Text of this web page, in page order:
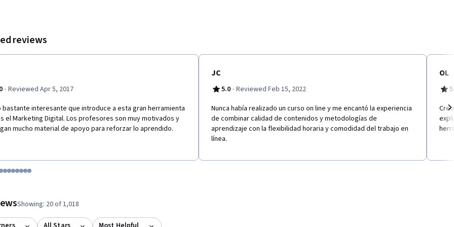
reviews
· Reviewed Apr 5, 2017
bastante interesante que introduce a esta gran herramienta
el Marketing Digital. Los profesores son muy motivados y
mucho material de apoyo para reforzar lo aprendido.
JC
5.0 · Reviewed Feb 15, 2022
Nunca había realizado un curso on line y me encantó la experiencia
de combinar calidad de contenidos y metodologías de
aprendizaje con la flexibilidad horaria y comodidad del trabajo en
línea.
OL
1
item 2
to item 3
to item 4
Go to item 5
Go to item 6
Go to item 7
Go to item 8
Go to item 9
Go to item 10
Go to item 11
Go to item 12
Showing: 20 of 1,018